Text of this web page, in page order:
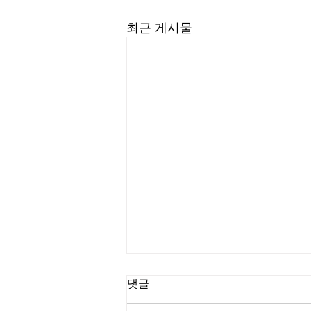
최근 게시물
길요나 목사
“한계를 넘어서는 인생을 살라” (삼
댓글